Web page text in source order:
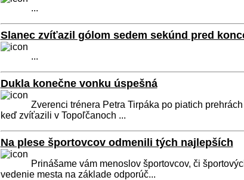
...
Slanec zvíťazil gólom sedem sekúnd pred
...
Dukla konečne vonku úspešná
Zverenci trénera Petra Tirpáka po piatich
keď zvíťazili v Topoľčanoch ...
Na plese športovcov odmenili tých najlepších
Prinášame vám menoslov športovcov, či
vedenie mesta na základe odporúč...